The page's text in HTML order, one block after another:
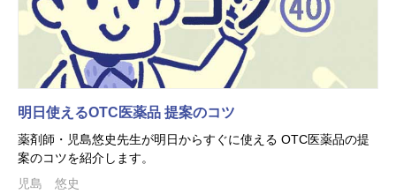
明日使えるOTC医薬品 提案のコツ
薬剤師・児島悠史先生が明日からすぐに使える OTC医薬品の提
案のコツを紹介します。
児島 悠史